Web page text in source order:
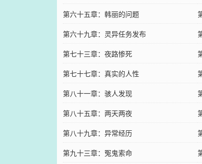
第六十五章：韩丽的问题
第六十九章：灵异任务发布
第七十三章：夜路惨死
第七十七章：真实的人性
第八十一章：骇人发现
第八十五章：两天两夜
第八十九章：异常经历
第九十三章：冤鬼索命